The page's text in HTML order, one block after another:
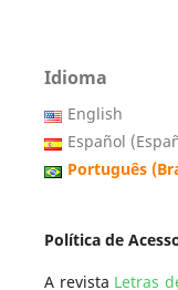
Idioma
English
Español
Português
Política de
A revista Letras